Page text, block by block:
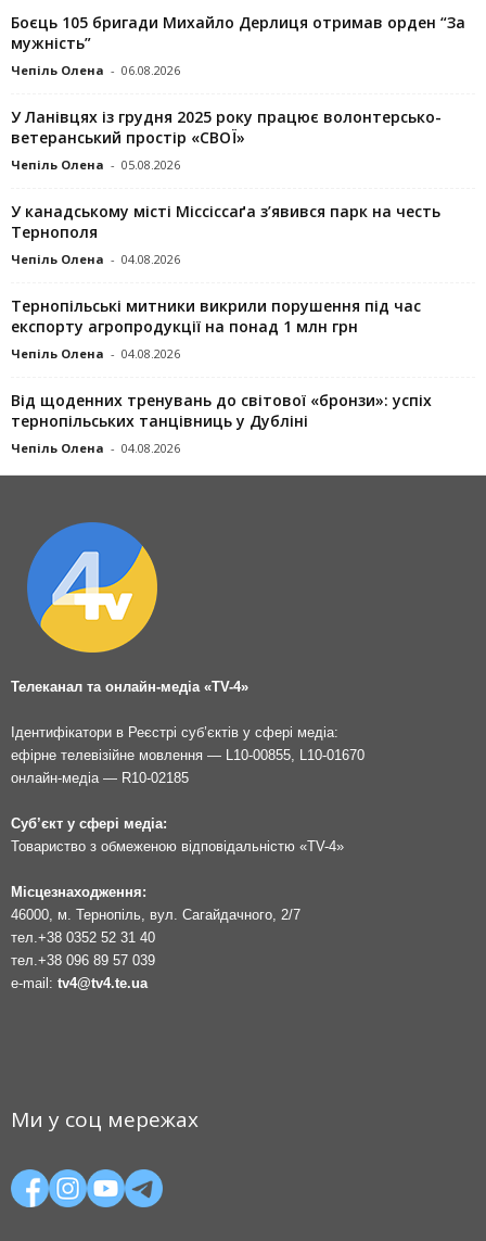
Боєць 105 бригади Михайло Дерлиця отримав орден “За
мужність”
Чепіль Олена - 06.08.2026
У Ланівцях із грудня 2025 року працює волонтерсько-
ветеранський простір «СВОЇ»
Чепіль Олена - 05.08.2026
У канадському місті Міссіссаґа з’явився парк на честь
Тернополя
Чепіль Олена - 04.08.2026
Тернопільські митники викрили порушення під час
експорту агропродукції на понад 1 млн грн
Чепіль Олена - 04.08.2026
Від щоденних тренувань до світової «бронзи»: успіх
тернопільських танцівниць у Дубліні
Чепіль Олена - 04.08.2026
Телеканал та онлайн-медіа «TV-4»
Ідентифікатори в Реєстрі суб’єктів у сфері медіа:
ефірне телевізійне мовлення — L10-00855, L10-01670
онлайн-медіа — R10-02185
Суб’єкт у сфері медіа:
Товариство з обмеженою відповідальністю «TV-4»
Місцезнаходження:
46000, м. Тернопіль, вул. Сагайдачного, 2/7
тел. +38 0352 52 31 40
тел. +38 096 89 57 039
e-mail: tv4@tv4.te.ua
Ми у соц мережах